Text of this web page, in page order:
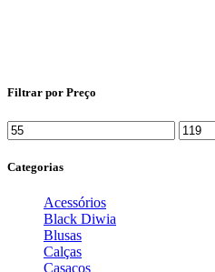
Filtrar por Preço
Categorias
Acessórios
Black Diwia
Blusas
Calças
Casacos